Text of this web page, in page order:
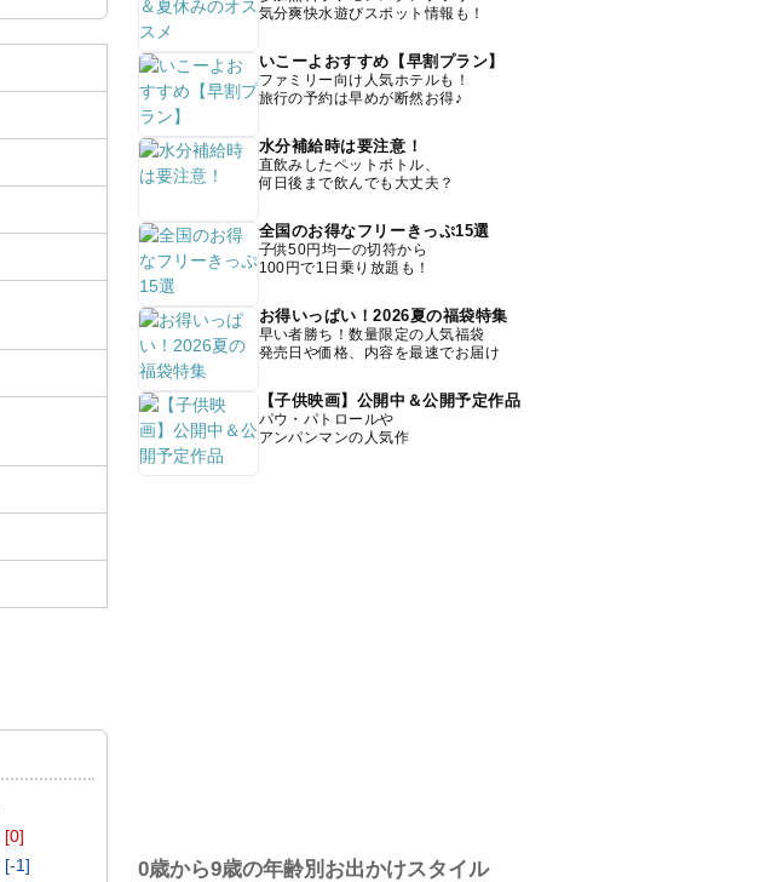
[0]
[-1]
気分爽快水遊びスポット情報も！
いこーよおすすめ【早割プラン】
ファミリー向け人気ホテルも！
旅行の予約は早めが断然お得♪
水分補給時は要注意！
直飲みしたペットボトル、
何日後まで飲んでも大丈夫？
全国のお得なフリーきっぷ15選
子供50円均一の切符から
100円で1日乗り放題も！
お得いっぱい！2026夏の福袋特集
早い者勝ち！数量限定の人気福袋
発売日や価格、内容を最速でお届け
【子供映画】公開中＆公開予定作品
パウ・パトロールや
アンパンマンの人気作
0歳から9歳の年齢別お出かけスタイル